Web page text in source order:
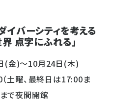
バーシティを考える
点字にふれる」
金)〜10月24日(木)
土曜、最終日は17:00ま
で夜間開館